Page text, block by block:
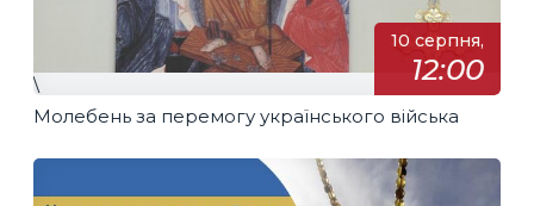
10 серпня,
12:00
\
Молебень за перемогу українського війська